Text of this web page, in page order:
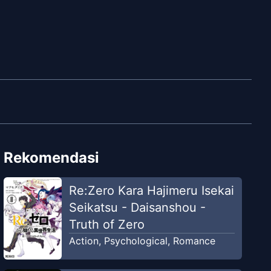
Rekomendasi
Re:Zero Kara Hajimeru Isekai
Seikatsu - Daisanshou -
Truth of Zero
Action, Psychological, Romance